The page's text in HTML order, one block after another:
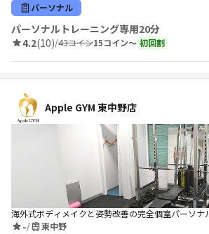
パーソナル
パーソナルトレーニング専用20分
4.2(10)/43コイン15コイン〜 初回割
Apple GYM 東中野店
海外式ボディメイクと姿勢改善の完全個室パーソナ
-/ 東中野